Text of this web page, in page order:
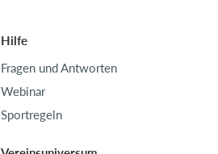
Hilfe
Fragen und Antworten
Webinar
Sportregeln